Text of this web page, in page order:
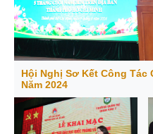
Hội Nghị Sơ Kết Công Tác
Năm 2024